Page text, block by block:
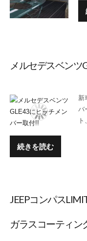
メルセデスベン
新
バ
続きを読む
JEEPコンパス
ガラスコーティン